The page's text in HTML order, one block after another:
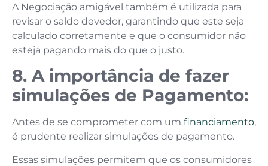
A Negociação amigável também é utilizada para
revisar o saldo devedor, garantindo que este seja
calculado corretamente e que o consumidor não
esteja pagando mais do que o justo.
8. A importância de fazer
simulações de Pagamento:
Antes de se comprometer com um financiamento,
é prudente realizar simulações de pagamento.
Essas simulações permitem que os consumidores